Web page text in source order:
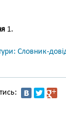
1.
Словник-